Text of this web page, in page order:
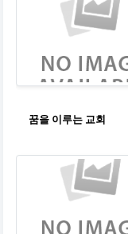
꿈을 이루는 교회